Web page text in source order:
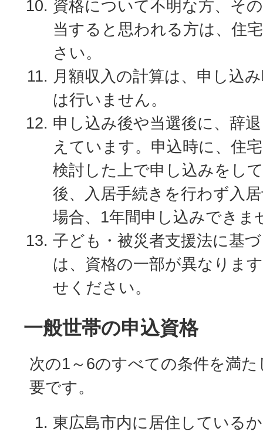
資格について不明な方、そ
当すると思われる方は、住
さい。
月額収入の計算は、申し込
は行いません。
申し込み後や当選後に、辞
えています。申込時に、住
検討した上で申し込みをし
後、入居手続きを行わず入
場合、1年間申し込みできま
子ども・被災者支援法に基
は、資格の一部が異なりま
せください。
一般世帯の申込資格
次の1～6のすべての条件を満
要です。
東広島市内に居住している